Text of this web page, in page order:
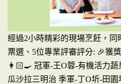
經過2小時精彩的現場烹飪，同
票選、5位專業評審評分: 🎉獲
👩🏻‍🍳 冠軍-王O蓉-有機活力
瓜沙拉三明治 季軍-丁O圻-田